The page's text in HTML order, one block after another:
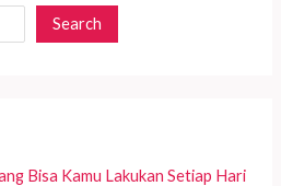
Search
Bisa Kamu Lakukan Setiap Hari